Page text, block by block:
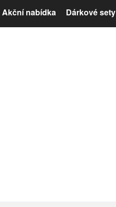
Akční nabídka Dárkové sety